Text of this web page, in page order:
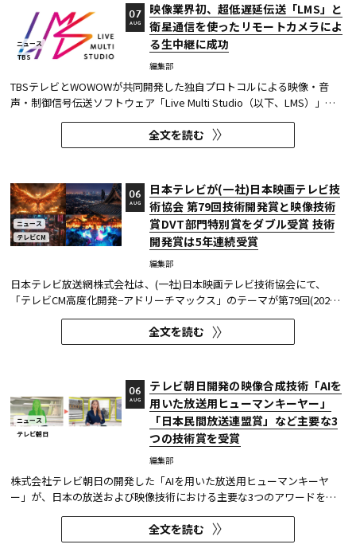
ニュース
TBS
映像業界初、超低遅延伝送「LMS」と
衛星通信を使ったリモートカメラによ
る生中継に成功
編集部
07
AUG
TBSテレビとWOWOWが共同開発した独自プロトコルによる映像・音
声・制御信号伝送ソフトウェア「Live Multi Studio（以下、LMS）」
が、JCOM株式会社（以下、J:COM）の生中継の特別番組に採用され
た。2026年6月16日にJ:COMが放送した『北海道神宮例祭 神輿渡御』に
おいて、J:COMチャンネル（※1）、地域情報アプリ「ど・ろーかる」
全文を読む
ニュース
テレビCM
日本テレビが(一社)日本映画テレビ技
術協会 第79回技術開発賞と映像技術
賞DVT部門特別賞をダブル受賞 技術
開発賞は5年連続受賞
編集部
06
AUG
日本テレビ放送網株式会社は、(一社)日本映画テレビ技術協会にて、
「テレビCM高度化開発−アドリーチマックス」のテーマが第79回(2025
年度)技術開発賞を、「TOKYO巫女忍者」が映像技術賞 DVT(デジタルビ
ジュアル技術)部門 特別賞を受賞したことを発表した。技術開発賞部門
では、昨年に続き5年連続の受賞となる。 この賞は毎年、放送に関連
全文を読む
ニュース
テレビ朝日
テレビ朝日開発の映像合成技術「AIを
用いた放送用ヒューマンキーヤー」
「日本民間放送連盟賞」など主要な3
つの技術賞を受賞
編集部
06
AUG
株式会社テレビ朝日の開発した「AIを用いた放送用ヒューマンキーヤ
ー」が、日本の放送および映像技術における主要な3つのアワードを受
賞した。 本開発は、人物像認識AIと最新のXR技術を組み合わせたシステ
ムであり、その革新性と実用性が業界内で高い評価を獲得している。
【受賞アワード一覧】 ●2025年 日本民間放送連盟賞 技術部門優...
全文を読む